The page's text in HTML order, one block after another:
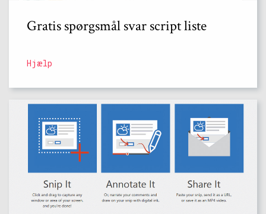
Gratis spørgsmål svar script liste
Hjælp